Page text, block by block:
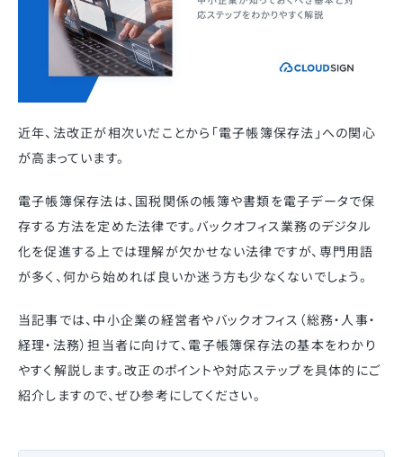
近年、法改正が相次いだことから「電子帳簿保存法」への関心
が高まっています。
電子帳簿保存法は、国税関係の帳簿や書類を電子データで保
存する方法を定めた法律です。バックオフィス業務のデジタル
化を促進する上では理解が欠かせない法律ですが、専門用語
が多く、何から始めれば良いか迷う方も少なくないでしょう。
当記事では、中小企業の経営者やバックオフィス（総務・人事・
経理・法務）担当者に向けて、電子帳簿保存法の基本をわかり
やすく解説します。改正のポイントや対応ステップを具体的にご
紹介しますので、ぜひ参考にしてください。